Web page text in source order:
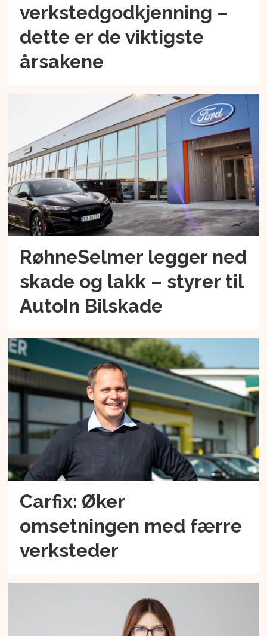
verkstedgodkjenning –
dette er de viktigste
årsakene
RøhneSelmer legger ned
skade og lakk – styrer til
AutoIn Bilskade
Carfix: Øker
omsetningen med færre
verksteder